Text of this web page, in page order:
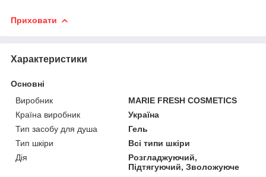
Приховати
Характеристики
Основні
Виробник
MARIE FRESH COSMETICS
Країна виробник
Україна
Тип засобу для душа
Гель
Тип шкіри
Всі типи шкіри
Дія
Розгладжуючий,
Підтягуючий, Зволожуюче